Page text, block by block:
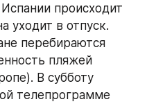
Испании происходит
уходит в отпуск.
перебираются
пляжей
В субботу
телепрограмме